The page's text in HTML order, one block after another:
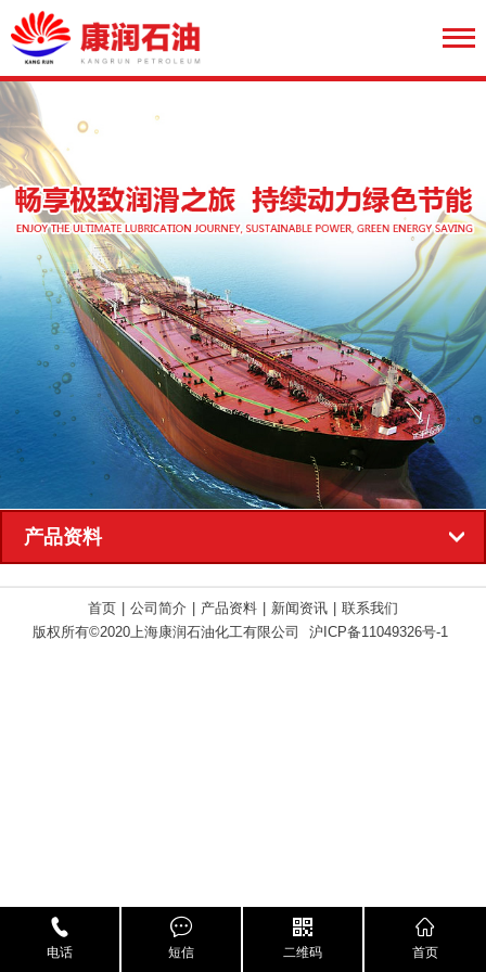
产品资料
首页 | 公司简介 | 产品资料 | 新闻资讯 | 联系我们
版权所有©2020上海康润石油化工有限公司
沪ICP备11049326号-1
电话 短信 二维码 首页